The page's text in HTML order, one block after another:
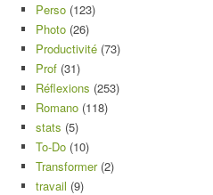
Perso (123)
Photo (26)
Productivité (73)
Prof (31)
Réflexions (253)
Romano (118)
stats (5)
To-Do (10)
Transformer(2)
travail (9)